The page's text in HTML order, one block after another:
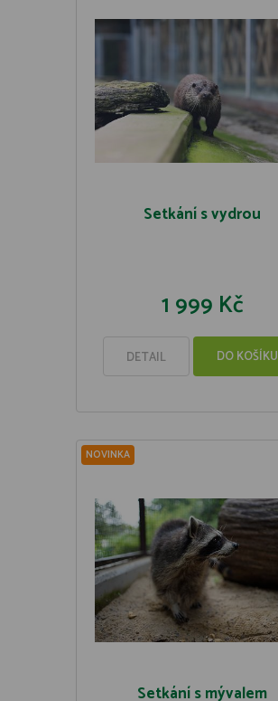
Setkání s vydrou
1 999 Kč
DETAIL DO KOŠÍKU
NOVINKA
Setkání s mývalem